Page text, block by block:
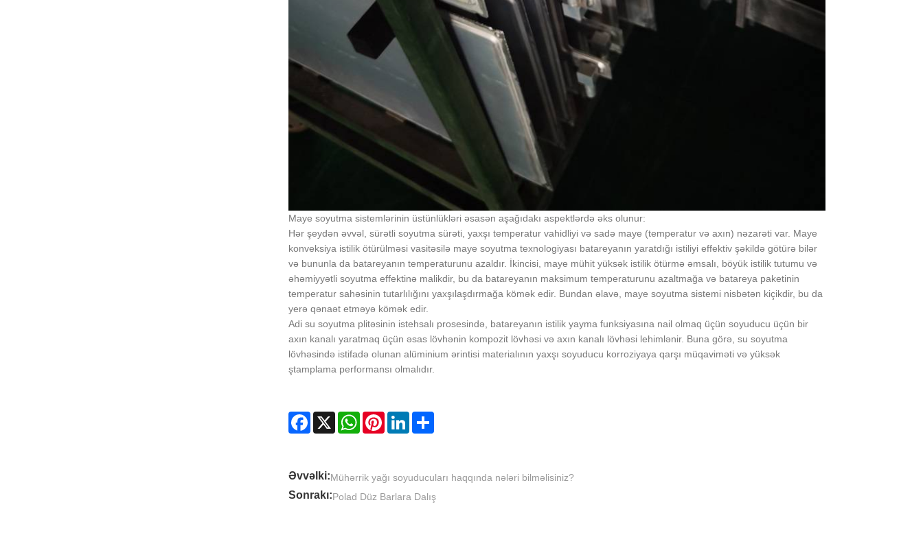
Maye soyutma sistemlərinin üstünlükləri əsasən aşağıdakı aspektlərdə əks olunur:
Hər şeydən əvvəl, sürətli soyutma sürəti, yaxşı temperatur vahidliyi və sadə maye (temperatur və axın) nəzarəti var. Maye
konveksiya istilik ötürülməsi vasitəsilə maye soyutma texnologiyası batareyanın yaratdığı istiliyi effektiv şəkildə götürə bilər
və bununla da batareyanın temperaturunu azaldır. İkincisi, maye mühit yüksək istilik ötürmə əmsalı, böyük istilik tutumu və
əhəmiyyətli soyutma effektinə malikdir, bu da batareyanın maksimum temperaturunu azaltmağa və batareya paketinin
temperatur sahəsinin tutarlılığını yaxşılaşdırmağa kömək edir. Bundan əlavə, maye soyutma sistemi nisbətən kiçikdir, bu da
yerə qənaət etməyə kömək edir.
Adi su soyutma plitəsinin istehsalı prosesində, batareyanın istilik yayma funksiyasına nail olmaq üçün soyuducu üçün bir
axın kanalı yaratmaq üçün əsas lövhənin kompozit lövhəsi və axın kanalı lövhəsi lehimlənir. Buna görə, su soyutma
lövhəsində istifadə olunan alüminium ərintisi materialının yaxşı soyuducu korroziyaya qarşı müqaviməti və yüksək
ştamplama performansı olmalıdır.
Facebook
X WhatsAppPinterestLinkedInShare
Əvvəlki:Mühərrik yağı soyuducuları haqqında nələri bilməlisiniz?
Sonrakı:Polad Düz Barlara Dalış